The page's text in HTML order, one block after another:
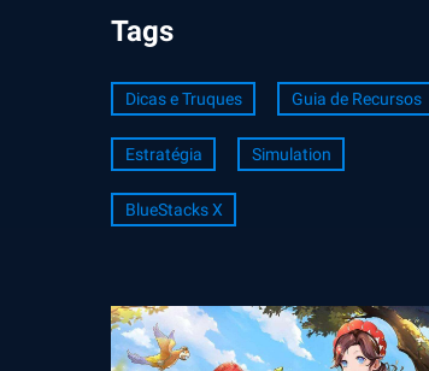
Tags
Dicas e Truques Guia de Recursos
Estratégia Simulation
BlueStacks X